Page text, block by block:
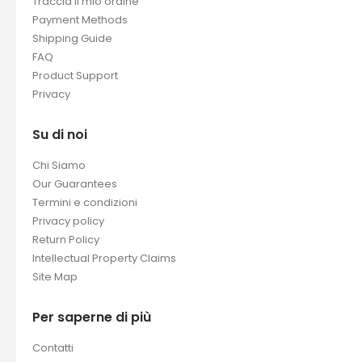
Payment Methods
Shipping Guide
FAQ
Product Support
Privacy
Su di noi
Chi Siamo
Our Guarantees
Termini e condizioni
Privacy policy
Return Policy
Intellectual Property Claims
Site Map
Per saperne di più
Contatti